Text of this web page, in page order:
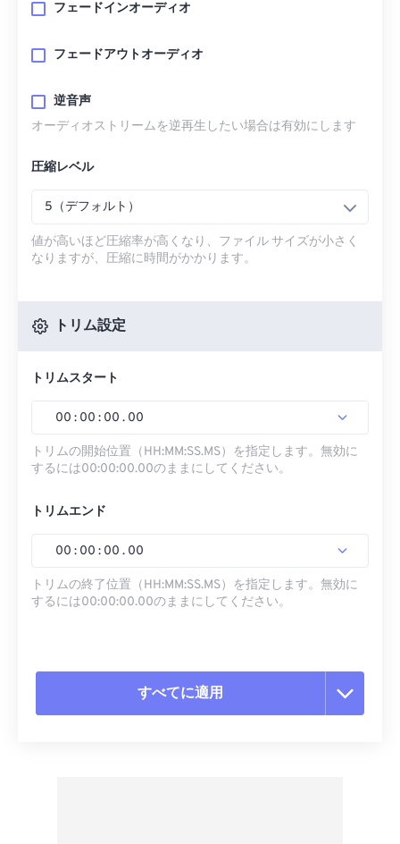
フェードインオーディオ
フェードアウトオーディオ
逆音声
オーディオストリームを逆再生したい場合は有効にします
圧縮レベル
5（デフォルト）
値が高いほど圧縮率が高くなり、ファイル サイズが小さく
なりますが、圧縮に時間がかかります。
トリム設定
トリムスタート
00 : 00 : 00 . 00
トリムの開始位置（HH:MM:SS.MS）を指定します。無効に
するには00:00:00.00のままにしてください。
トリムエンド
00 : 00 : 00 . 00
トリムの終了位置（HH:MM:SS.MS）を指定します。無効に
するには00:00:00.00のままにしてください。
すべてに適用